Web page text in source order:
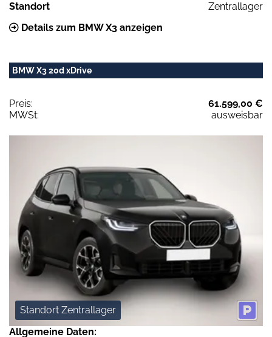
Standort
Zentrallager
Details zum BMW X3 anzeigen
BMW X3 20d xDrive
Preis:
61.599,00 €
MWSt:
ausweisbar
Standort Zentrallager
Allgemeine Daten: